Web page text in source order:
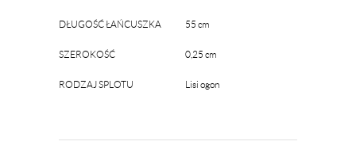
DŁUGOŚĆ ŁAŃCUSZKA 55 cm
SZEROKOŚĆ 0,25 cm
RODZAJ SPLOTU Lisi ogon